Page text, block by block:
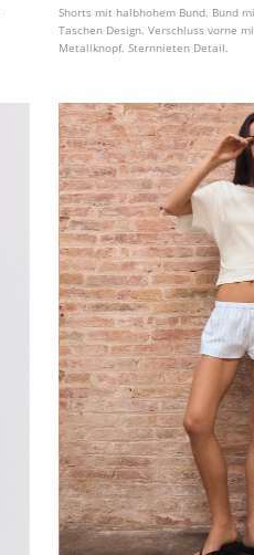
Shorts mit halbhohem Bund. Bund
Taschen Design. Verschluss vorne
Metallknopf. Sternnieten Detail.